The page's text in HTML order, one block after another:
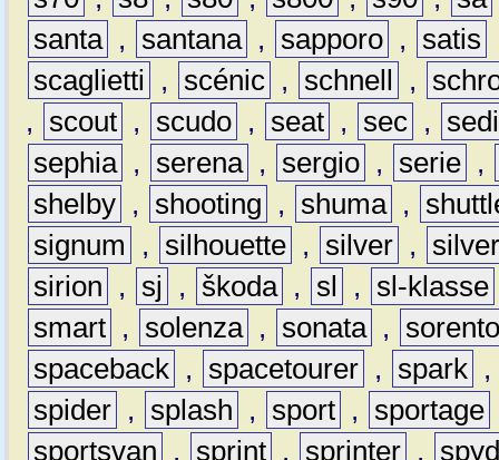
santa , santana , sapporo , satis
scaglietti
, scénic , schnell ,
,
scout , scudo , seat , sec ,
sephia , serena , sergio , serie ,
shelby , shooting , shuma ,
signum
, silhouette , silver ,
sirion
, sj , škoda , sl , sl-klasse
smart , solenza , sonata ,
spaceback , spacetourer , spark ,
spider , splash , sport , sportage
sportsvan
, sprint , sprinter ,